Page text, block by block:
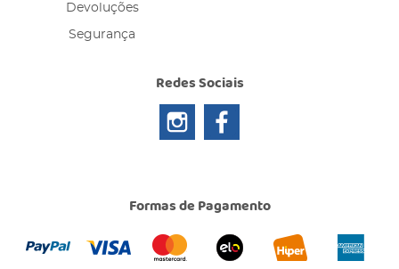
Devoluções
Segurança
Redes Sociais
Formas de Pagamento